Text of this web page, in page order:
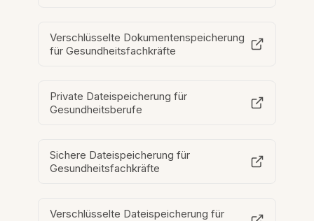
Verschlüsselte Dokumentenspeicherung
für Gesundheitsfachkräfte
Private Dateispeicherung für
Gesundheitsberufe
Sichere Dateispeicherung für
Gesundheitsfachkräfte
Verschlüsselte Dateispeicherung für